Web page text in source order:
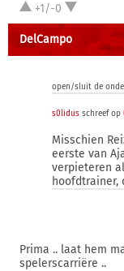
+1/-0
DelCampo
open/sluit de
s0lidus schreef op
Misschien
eerste van
verpieteren
hoofdtrainer,
Prima .. laat hem
spelerscarriëre ..